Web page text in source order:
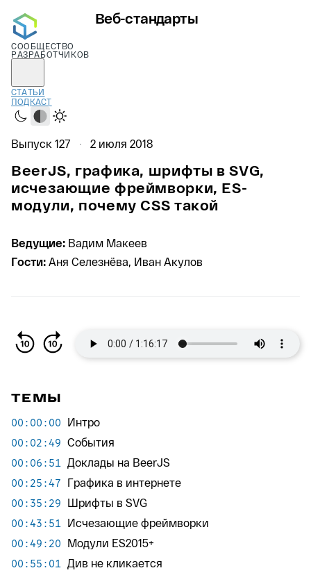
Веб-стандарты
СООБЩЕСТВО
РАЗРАБОТЧИКОВ
СТАТЬИ
ПОДКАСТ
Выпуск 127 2 июля 2018
BeerJS, графика, шрифты в SVG,
исчезающие фреймворки, ES-
модули, почему CSS такой
Ведущие: Вадим Макеев
Гости: Аня Селезнёва, Иван Акулов
ТЕМЫ
00:00:00 Интро
00:02:49 События
00:06:51 Доклады на BeerJS
00:25:47 Графика в интернете
00:35:29 Шрифты в SVG
00:43:51 Исчезающие фреймворки
00:49:20 Модули ES2015+
00:55:01 Див не кликается